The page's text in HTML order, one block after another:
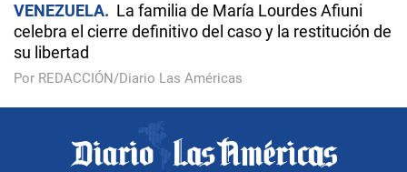
VENEZUELA
La familia de María Lourdes Afiuni
celebra el cierre definitivo del caso y la restitución de
su libertad
Por REDACCIÓN/Diario Las Américas